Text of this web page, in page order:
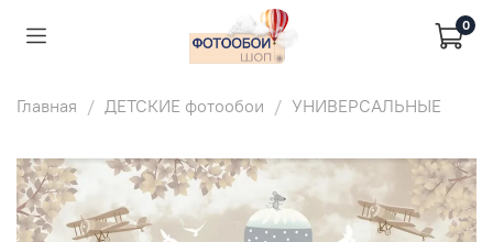
0
Главная ДЕТСКИЕ фотообои УНИВЕРСАЛЬНЫЕ